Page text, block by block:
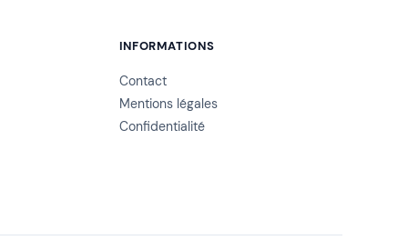
INFORMATIONS
Contact
Mentions légales
Confidentialité